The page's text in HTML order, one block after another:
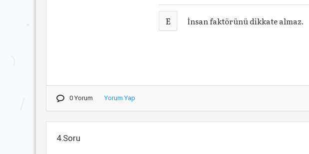
E İnsan faktörünü dikkate almaz.
0 Yorum Yorum Yap
4.Soru